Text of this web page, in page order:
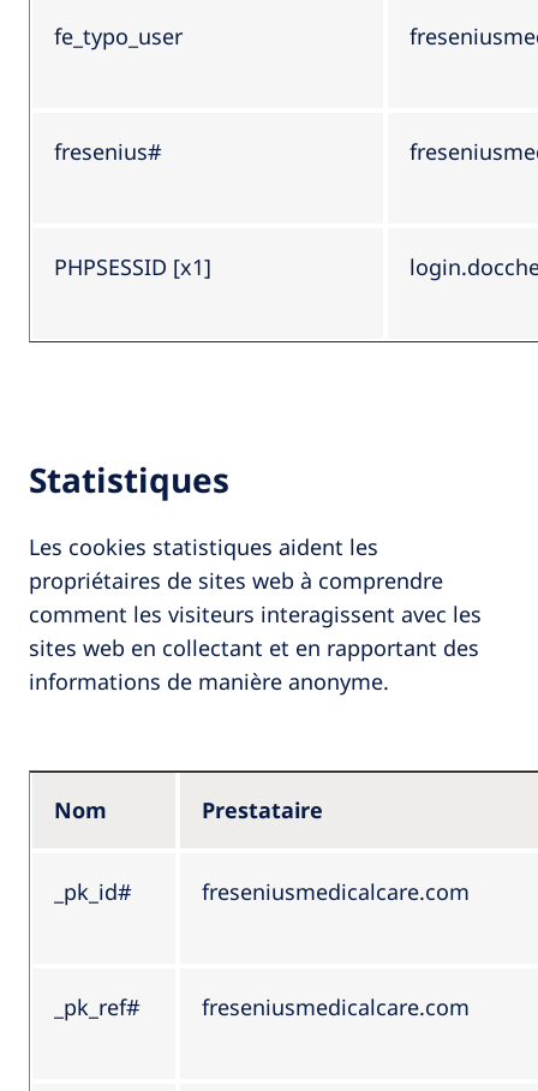
fe_typo_user
fresenius#
PHPSESSID [x1]
Statistiques
Les cookies statistiques aident les
propriétaires de sites web à comprendre
comment les visiteurs interagissent avec les
sites web en collectant et en rapportant des
informations de manière anonyme.
Nom Prestataire
_pk_id# freseniusmedicalcare.com
_pk_ref# freseniusmedicalcare.com